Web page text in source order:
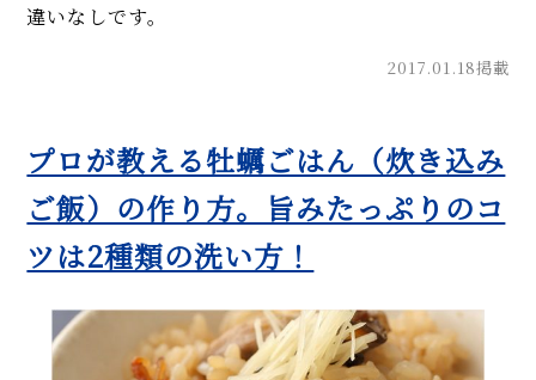
違いなしです。
2017.01.18掲載
プロが教える牡蠣ごはん（炊き込み
ご飯）の作り方。旨みたっぷりのコ
ツは2種類の洗い方！